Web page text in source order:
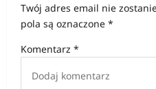
a
w
p
Twój adres email nie
pola są oznaczone *
Komentarz *